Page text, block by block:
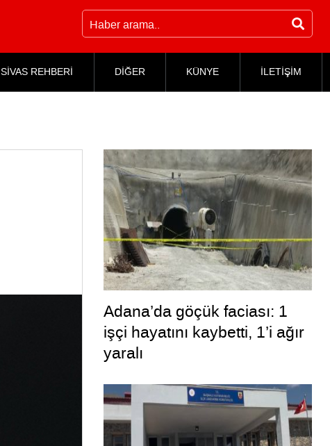
SİVAS REHBERİ DİĞER KÜNYE İLETİŞİM
Adana’da göçük faciası: 1
işçi hayatını kaybetti, 1’i ağır
yaralı